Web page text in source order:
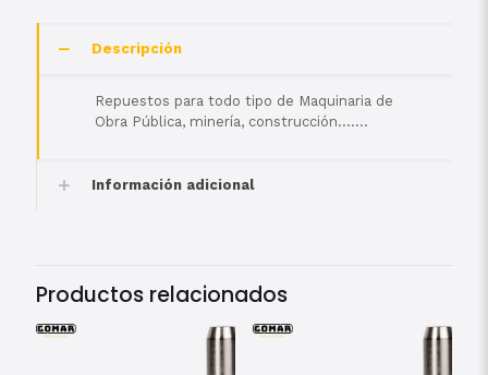
Descripción
Repuestos para todo tipo de Maquinaria de
Obra Pública, minería, construcción…….
Información adicional
Productos relacionados